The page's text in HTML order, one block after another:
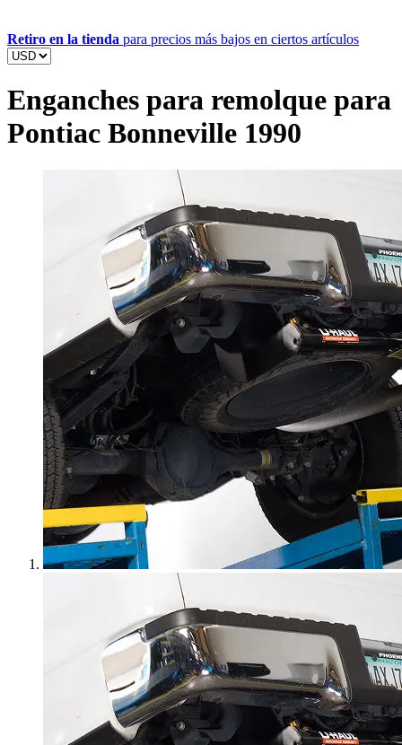
Retiro en la tienda para precios más bajos en ciertos artículos
Enganches para remolque para
Pontiac Bonneville 1990